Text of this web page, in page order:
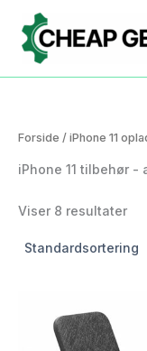
indholdet
Forside / iPhone 11
iPhone 11 tilbehør -
Viser 8 resultater